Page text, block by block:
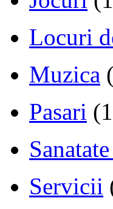
Locuri
Muzica
Pasari
Servicii